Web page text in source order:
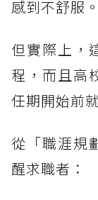
感到不舒服。
但實際上，
程，而且高
任期開始前
從「職涯規
醒求職者：